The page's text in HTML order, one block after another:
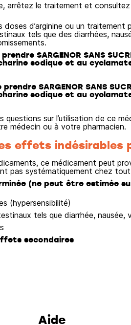
arrêtez le traitement et
d’arginine ou un traitement
tels que des diarrhées,
SARGENOR SANS
sodique et au
SARGENOR SANS
sodique et au
questions sur l’utilisation de ce
médecin ou à votre pharmacien.
effets indésirables
ce médicament peut
pas systématiquement chez
(ne peut être estimée
(hypersensibilité)
tels que diarrhée,
secondaires
Aide